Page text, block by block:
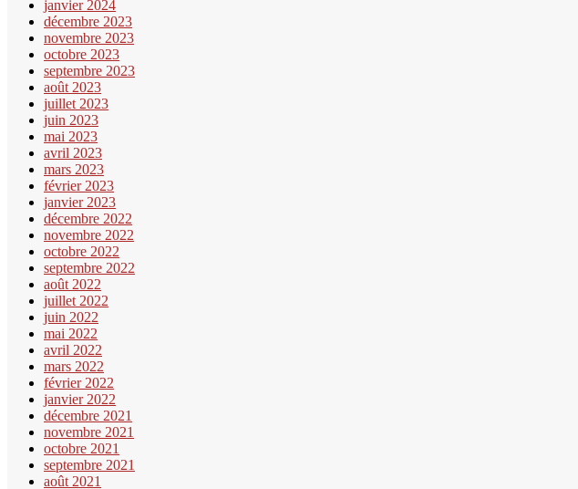
janvier 2024
décembre 2023
novembre 2023
octobre 2023
septembre 2023
août 2023
juillet 2023
juin 2023
mai 2023
avril 2023
mars 2023
février 2023
janvier 2023
décembre 2022
novembre 2022
octobre 2022
septembre 2022
août 2022
juillet 2022
juin 2022
mai 2022
avril 2022
mars 2022
février 2022
janvier 2022
décembre 2021
novembre 2021
octobre 2021
septembre 2021
août 2021